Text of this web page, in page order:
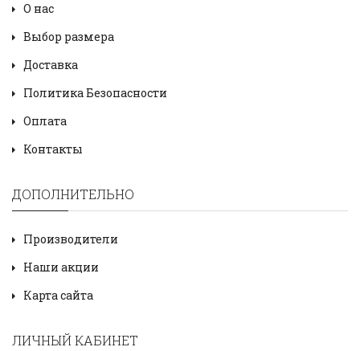
О нас
Выбор размера
Доставка
Политика Безопасности
Оплата
Контакты
ДОПОЛНИТЕЛЬНО
Производители
Наши акции
Карта сайта
ЛИЧНЫЙ КАБИНЕТ